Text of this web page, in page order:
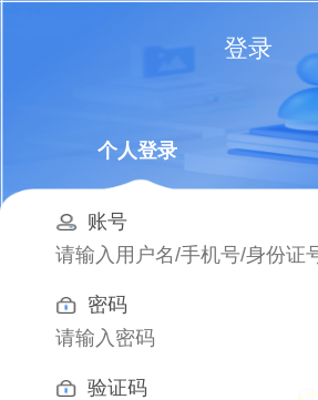
登录
个人登录
账号
密码
验证码